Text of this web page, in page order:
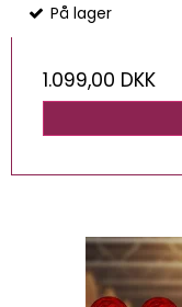
På lager
1.099,00 DKK